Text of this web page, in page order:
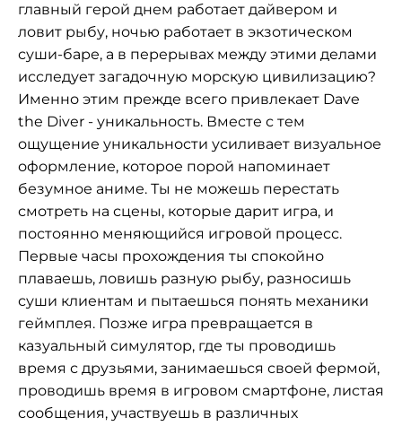
главный герой днем работает дайвером и
ловит рыбу, ночью работает в экзотическом
суши-баре, а в перерывах между этими делами
исследует загадочную морскую цивилизацию?
Именно этим прежде всего привлекает Dave
the Diver - уникальность. Вместе с тем
ощущение уникальности усиливает визуальное
оформление, которое порой напоминает
безумное аниме. Ты не можешь перестать
смотреть на сцены, которые дарит игра, и
постоянно меняющийся игровой процесс.
Первые часы прохождения ты спокойно
плаваешь, ловишь разную рыбу, разносишь
суши клиентам и пытаешься понять механики
геймплея. Позже игра превращается в
казуальный симулятор, где ты проводишь
время с друзьями, занимаешься своей фермой,
проводишь время в игровом смартфоне, листая
сообщения, участвуешь в различных